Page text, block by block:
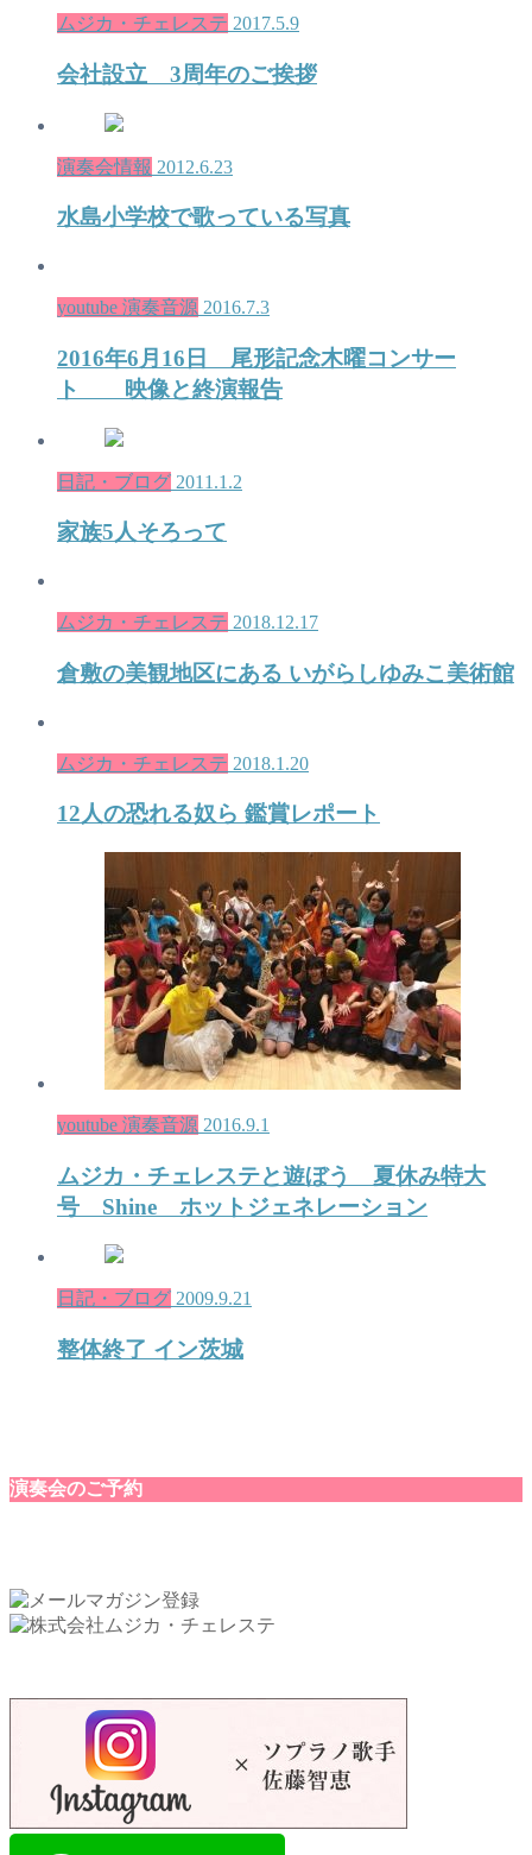
ムジカ・チェレステ 2017.5.9
会社設立 3周年のご挨拶
演奏会情報 2012.6.23
水島小学校で歌っている写真
youtube 演奏音源 2016.7.3
2016年6月16日 尾形記念木曜コンサー
ト 映像と終演報告
日記・ブログ 2011.1.2
家族5人そろって
ムジカ・チェレステ 2018.12.17
倉敷の美観地区にある いがらしゆみこ美術館
ムジカ・チェレステ 2018.1.20
12人の恐れる奴ら 鑑賞レポート
youtube 演奏音源 2016.9.1
ムジカ・チェレステと遊ぼう 夏休み特大
号 Shine ホットジェネレーション
日記・ブログ 2009.9.21
整体終了 イン茨城
演奏会のご予約